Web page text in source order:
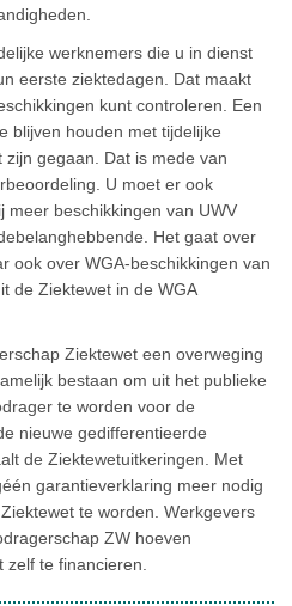
werknemers die u in dienst
eerste ziektedagen. Dat maakt
kunt controleren. Een
blijven houden met tijdelijke
gegaan. Dat is mede van
U moet er ook
meer beschikkingen van UWV
Het gaat over
ook over WGA-beschikkingen van
de Ziektewet in de WGA
Ziektewet een overweging
bestaan om uit het publieke
te worden voor de
nieuwe gedifferentieerde
de Ziektewetuitkeringen. Met
garantieverklaring meer nodig
te worden. Werkgevers
ZW hoeven
te financieren.